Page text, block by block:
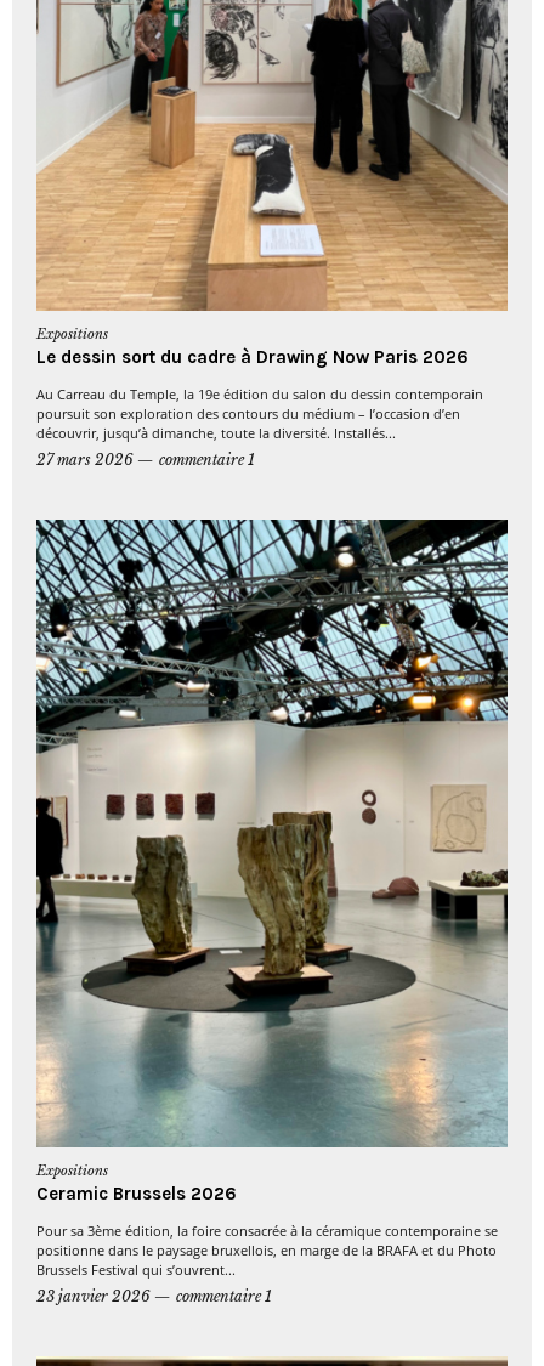
Expositions
Le dessin sort du cadre à Drawing Now Paris 2026
Au Carreau du Temple, la 19e édition du salon du dessin contemporain
poursuit son exploration des contours du médium – l’occasion d’en
découvrir, jusqu’à dimanche, toute la diversité. Installés...
27 mars 2026
commentaire 1
Expositions
Ceramic Brussels 2026
Pour sa 3ème édition, la foire consacrée à la céramique contemporaine se
positionne dans le paysage bruxellois, en marge de la BRAFA et du Photo
Brussels Festival qui s’ouvrent...
23 janvier 2026
commentaire 1